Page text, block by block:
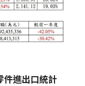
進出口統計